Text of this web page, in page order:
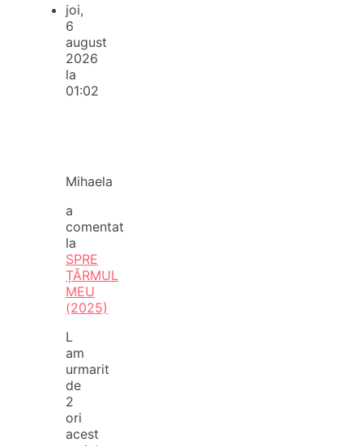
joi,
6
august
2026
la
01:02
Mihaela
a
comentat
la
SPRE
ȚĂRMUL
MEU
(2025)
L
am
urmarit
de
2
ori
acest